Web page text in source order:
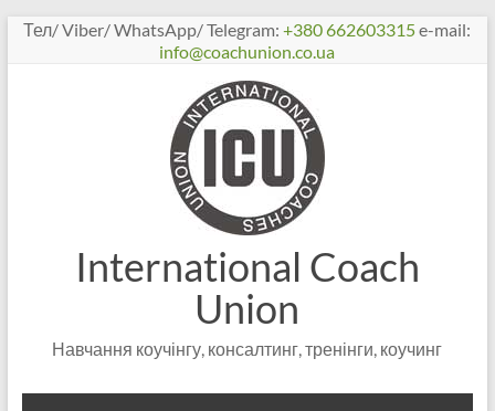
Перейти
Тел/ Viber/ WhatsApp/ Telegram:+380 662603315e-mail:
info@coachunion.co.ua
International Coach
Union
Навчання коучінгу, консалтинг, тренінги, коучинг